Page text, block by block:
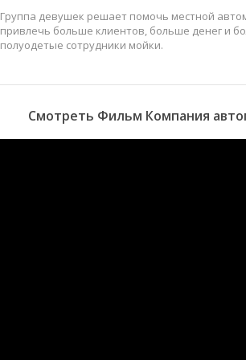
Группа девушек решает помочь местной
привлечь больше клиентов, больше денег и
полуодетые сотрудники мойки.
Смотреть Фильм Компания